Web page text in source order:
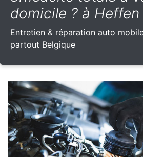
domicile ? à Heffen
Entretien & réparation auto
partout Belgique